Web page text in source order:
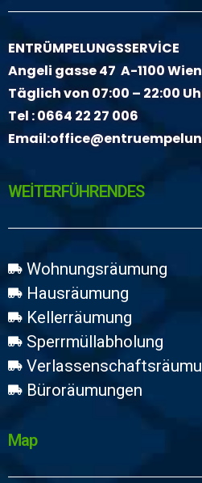
ENTRÜMPELUNGSSERVİCE
Angeli gasse 47 A-1100 Wien
Täglich von 07:00 – 22:00
Tel :0664 22 27 006
Email:
WEİTERFÜHRENDES
Wohnungsräumung
Hausräumung
Kellerräumung
Sperrmüllabholung
Büroräumungen
Map